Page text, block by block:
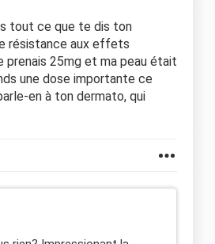
tout ce que te dis ton
résistance aux effets
prenais 25mg et ma peau était
une dose importante ce
en à ton dermato, qui